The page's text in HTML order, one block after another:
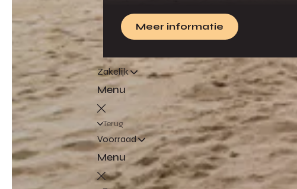
Meer informatie
Zakelijk
Menu
Terug
Voorraad
Menu